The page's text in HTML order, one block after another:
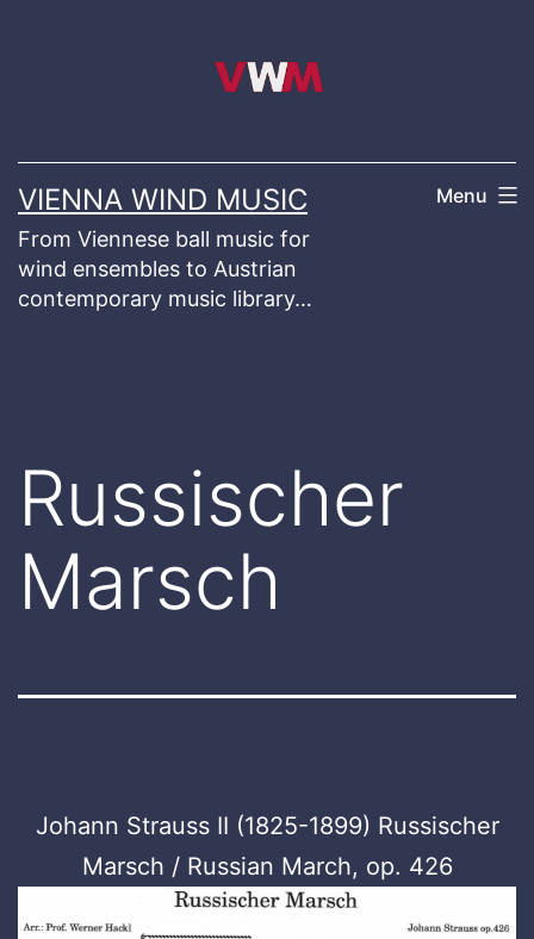
VIENNA WIND MUSIC
From Viennese ball music for
wind ensembles to Austrian
contemporary music library…
Menu
Russischer
Marsch
Johann Strauss II (1825-1899) Russischer
Marsch / Russian March, op. 426